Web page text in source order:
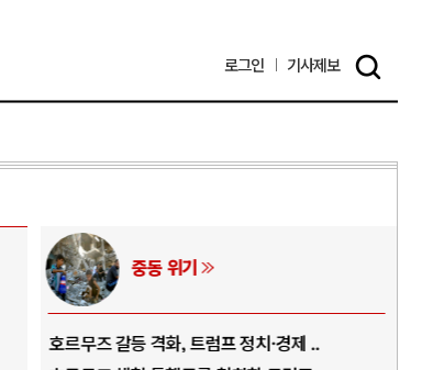
로그인 기사제보
중동 위기
호르무즈 갈등 격화, 트럼프 정치·경제 ..